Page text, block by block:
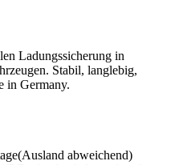
Ladungssicherung in
Stabil, langlebig,
in Germany.
abweichend)